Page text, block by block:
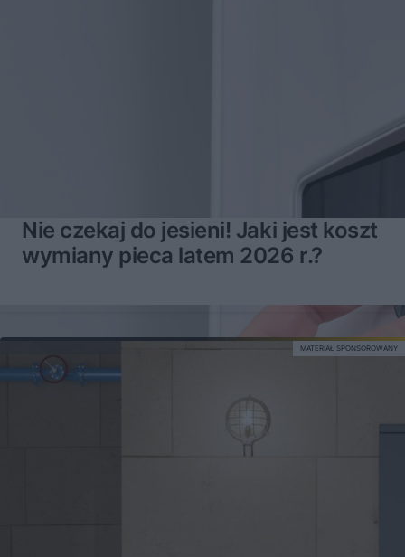
Nie czekaj do jesieni! Jaki jest koszt
wymiany pieca latem 2026 r.?
MATERIAŁ SPONSOROWANY